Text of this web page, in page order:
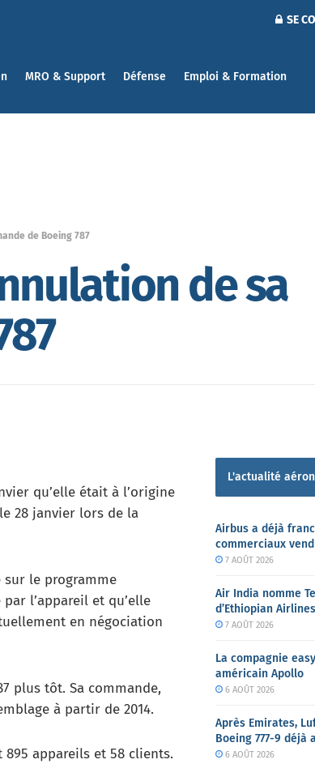
SE
MRO & Support Défense Emploi & Formation
de Boeing 787
de sa
qu’elle était à l’origine
28 janvier lors de la
le programme
l’appareil et qu’elle
en négociation
plus tôt. Sa commande,
à partir de 2014.
appareils et 58 clients.
L'actualité
Airbus a déjà
commerciaux
7 AOÛT 2026
Air India nomme
d’Ethiopian
7 AOÛT 2026
La compagnie
américain Apollo
6 AOÛT 2026
Après Emirates,
Boeing 777-9 déjà
6 AOÛT 2026